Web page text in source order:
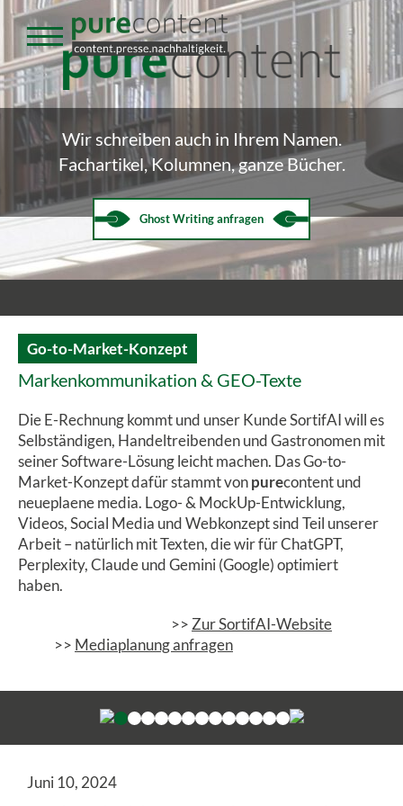
Wir schreiben auch in Ihrem Namen.
Fachartikel, Kolumnen, ganze Bücher.
Ghost Writing anfragen
Go-to-Market-Konzept
Markenkommunikation & GEO-Texte
Die E-Rechnung kommt und unser Kunde SortifAI will es
Selbständigen, Handeltreibenden und Gastronomen mit
seiner Software-Lösung leicht machen. Das Go-to-
Market-Konzept dafür stammt vonpurecontent und
neueplaene media. Logo- & MockUp-Entwicklung,
Videos, Social Media und Webkonzept sind Teil unserer
Arbeit – natürlich mit Texten, die wir für ChatGPT,
Perplexity, Claude und Gemini (Google) optimiert
haben.
>> Zur SortifAI-Website
>> Mediaplanung anfragen
Juni 10, 2024